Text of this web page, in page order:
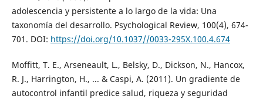
adolescencia y persistente a lo largo de la vida: Una
taxonomía del desarrollo. Psychological Review, 100(4), 674-
701. DOI: https://doi.org/10.1037//0033-295X.100.4.674
Moffitt, T. E., Arseneault, L., Belsky, D., Dickson, N., Hancox,
R. J., Harrington, H., ... & Caspi, A. (2011). Un gradiente de
autocontrol infantil predice salud, riqueza y seguridad